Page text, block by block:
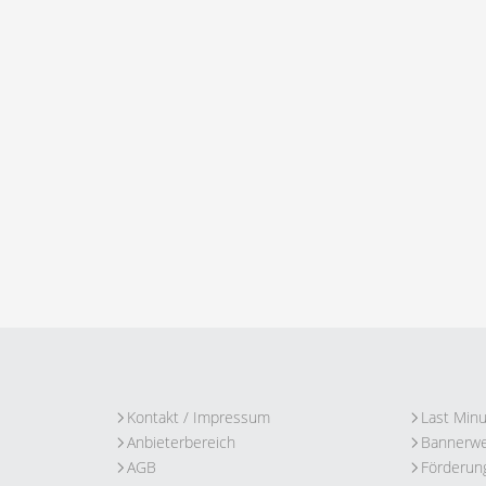
Kontakt / Impressum
Anbieterbereich
AGB
Last